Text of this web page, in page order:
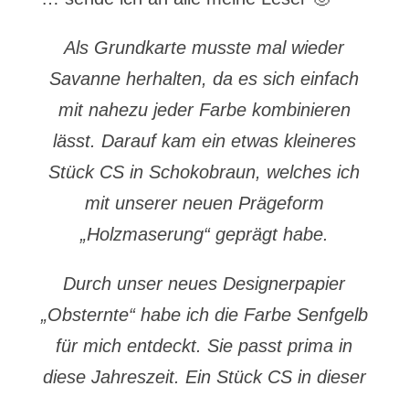
Als Grundkarte musste mal wieder
Savanne herhalten, da es sich einfach
mit nahezu jeder Farbe kombinieren
lässt. Darauf kam ein etwas kleineres
Stück CS in Schokobraun, welches ich
mit unserer neuen Prägeform
„Holzmaserung“ geprägt habe.
Durch unser neues Designerpapier
„Obsternte“ habe ich die Farbe Senfgelb
für mich entdeckt. Sie passt prima in
diese Jahreszeit. Ein Stück CS in dieser